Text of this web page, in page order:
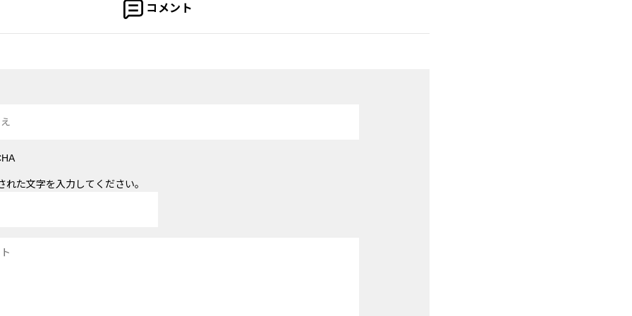
コメント
れた文字を入力してください。